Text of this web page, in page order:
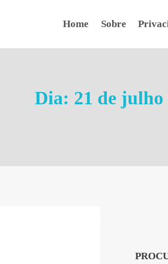
Home Sobre
Dia: 21 de julho